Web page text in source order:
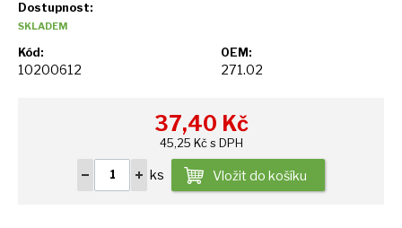
Dostupnost:
SKLADEM
Kód:
10200612
OEM:
271.02
37,40 Kč
45,25 Kč s DPH
ks Vložit do košíku